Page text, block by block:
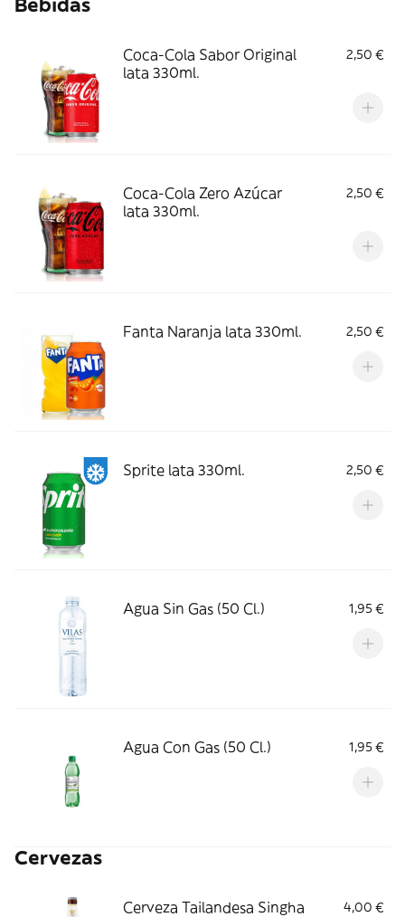
Coca-Cola Sabor Original
lata 330ml.
2,50 €
Coca-Cola Zero Azúcar
lata 330ml.
2,50 €
Fanta Naranja lata 330ml. 2,50 €
Sprite lata 330ml. 2,50 €
Agua Sin Gas (50 Cl.) 1,95 €
Agua Con Gas (50 Cl.) 1,95 €
Cervezas
Cerveza Tailandesa Singha 4,00 €